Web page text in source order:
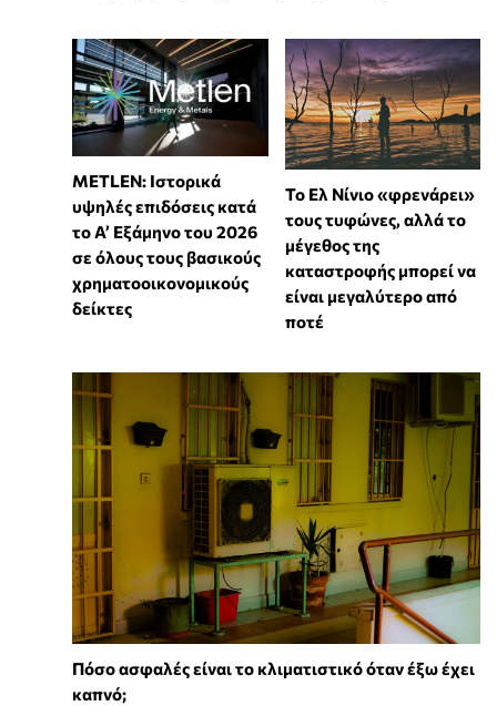
METLEN: Ιστορικά
υψηλές επιδόσεις κατά
το Α’ Εξάμηνο του 2026
σε όλους τους βασικούς
χρηματοοικονομικούς
δείκτες
Το Ελ Νίνιο «φρενάρει»
τους τυφώνες, αλλά το
μέγεθος της
καταστροφής μπορεί να
είναι μεγαλύτερο από
ποτέ
Πόσο ασφαλές είναι το κλιματιστικό όταν έξω έχει
καπνό;